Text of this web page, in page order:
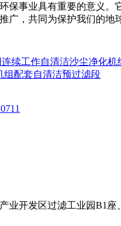
保事业具有重要的意义
广，共同为保护我们的地
续工作自清洁沙尘净化机
组配套自清洁预过滤段
业开发区过滤工业园B1座